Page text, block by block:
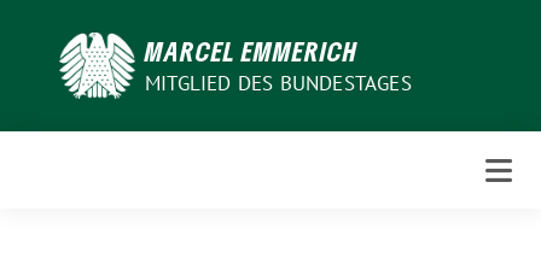
MARCEL EMMERICH
MITGLIED DES BUNDESTAGES